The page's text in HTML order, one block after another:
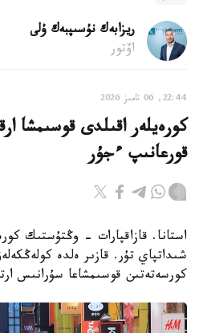
ريزابەك نۇسىپبەك ۇلى
اۆتور
22:44, 06 تامىز 2026
كورەيلەر اقىلدى قوسىمشا
قورعانىپ ءجۇر
استانا. قازاقپارات - وڭتۇستىك
شىداتپاي تۇر. قازىر ەلدە
كورسەتەتىن قوسىمشاعا سۇرانىس